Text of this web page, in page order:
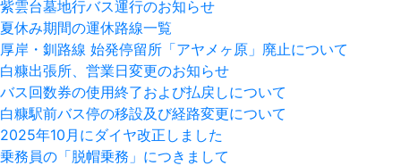
紫雲台墓地行バス運行のお知らせ
夏休み期間の運休路線一覧
厚岸・釧路線 始発停留所「アヤメヶ原」廃止について
白糠出張所、営業日変更のお知らせ
バス回数券の使用終了および払戻しについて
白糠駅前バス停の移設及び経路変更について
2025年10月にダイヤ改正しました
乗務員の「脱帽乗務」につきまして